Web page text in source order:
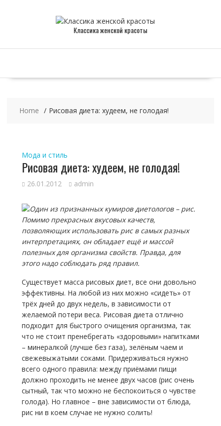
Классика женской красоты
Home Рисовая диета: худеем, не голодая!
Мода и стиль
Рисовая диета: худеем, не голодая!
26.01.2012 admin
Один из признанных кумиров диетологов – рис.
Помимо прекрасных вкусовых качеств,
позволяющих использовать рис в самых разных
интерпретациях, он обладает ещё и массой
полезных для организма свойств. Правда, для
этого надо соблюдать ряд правил.
Существует масса рисовых диет, все они довольно
эффективны. На любой из них можно «сидеть» от
трёх дней до двух недель, в зависимости от
желаемой потери веса. Рисовая диета отлично
подходит для быстрого очищения организма, так
что не стоит пренебрегать «здоровыми» напитками
– минералкой (лучше без газа), зелёным чаем и
свежевыжатыми соками. Придерживаться нужно
всего одного правила: между приёмами пищи
должно проходить не менее двух часов (рис очень
сытный, так что можно не беспокоиться о чувстве
голода). Но главное – вне зависимости от блюда,
рис ни в коем случае не нужно солить!